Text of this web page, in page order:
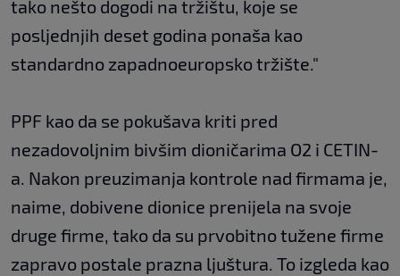
tako nešto dogodi na tržištu, koje se
posljednjih deset godina ponaša kao
standardno zapadnoeuropsko tržište."
PPF kao da se pokušava kriti pred
nezadovoljnim bivšim dioničarima O2 i CETIN-
a. Nakon preuzimanja kontrole nad firmama je,
naime, dobivene dionice prenijela na svoje
druge firme, tako da su prvobitno tužene firme
zapravo postale prazna ljuštura. To izgleda kao